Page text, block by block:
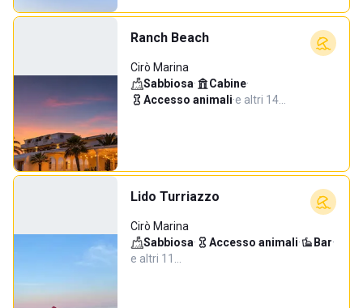
Ranch Beach
Cirò Marina
Sabbiosa· Cabine·
Accesso animali·e altri 14…
Lido Turriazzo
Cirò Marina
Sabbiosa· Accesso animali· Bar·
e altri 11…